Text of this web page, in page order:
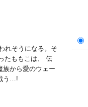
れそうになる。そ
たももこは、 伝
族から愛のウェー
う…!